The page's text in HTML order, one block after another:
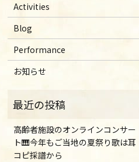
Activities
Blog
Performance
お知らせ
高齢者施設のオンラインコンサー
ト🎹今年もご当地の夏祭り歌は耳
コピ採譜から